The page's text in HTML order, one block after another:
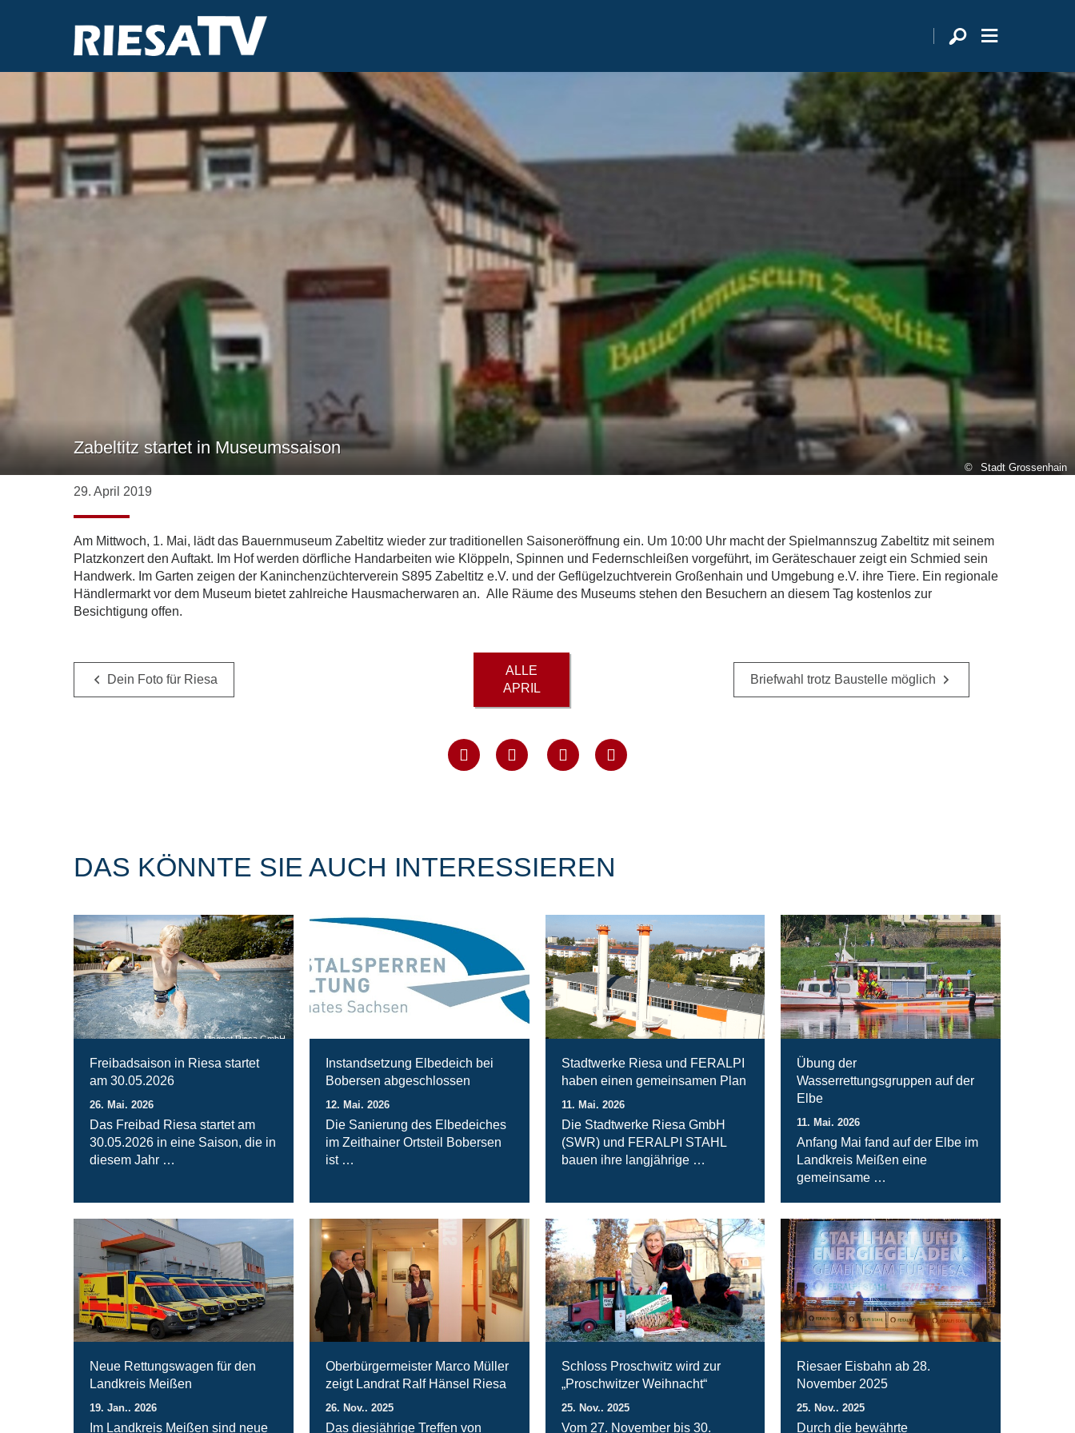
Stadt Grossenhain
Zabeltitz startet in Museumssaison
29. April 2019
Am Mittwoch, 1. Mai, lädt das Bauernmuseum Zabeltitz wieder zur traditionellen Saisoneröffnung ein. Um 10:00 Uhr macht der Spielmannszug Zabeltitz mit seinem
Platzkonzert den Auftakt. Im Hof werden dörfliche Handarbeiten wie Klöppeln, Spinnen und Federnschleißen vorgeführt, im Geräteschauer zeigt ein Schmied sein
Handwerk. Im Garten zeigen der Kaninchenzüchterverein S895 Zabeltitz e.V. und der Geflügelzuchtverein Großenhain und Umgebung e.V. ihre Tiere. Ein regionale
Händlermarkt vor dem Museum bietet zahlreiche Hausmacherwaren an. Alle Räume des Museums stehen den Besuchern an diesem Tag kostenlos zur
Besichtigung offen.
Dein Foto für Riesa
ALLE
APRIL
Briefwahl trotz Baustelle möglich
DAS KÖNNTE SIE AUCH INTERESSIEREN
Magnet Riesa GmbH
Freibadsaison in Riesa startet
am 30.05.2026
26. Mai. 2026
Das Freibad Riesa startet am
30.05.2026 in eine Saison, die in
diesem Jahr …
Instandsetzung Elbedeich bei
Bobersen abgeschlossen
12. Mai. 2026
Die Sanierung des Elbedeiches
im Zeithainer Ortsteil Bobersen
ist …
Stadtwerke Riesa und FERALPI
haben einen gemeinsamen Plan
11. Mai. 2026
Die Stadtwerke Riesa GmbH
(SWR) und FERALPI STAHL
bauen ihre langjährige …
Übung der
Wasserrettungsgruppen auf der
Elbe
11. Mai. 2026
Anfang Mai fand auf der Elbe im
Landkreis Meißen eine
gemeinsame …
Neue Rettungswagen für den
Landkreis Meißen
19. Jan.. 2026
Im Landkreis Meißen sind neue
Oberbürgermeister Marco Müller
zeigt Landrat Ralf Hänsel Riesa
26. Nov.. 2025
Das diesjährige Treffen von
Schloss Proschwitz wird zur
„Proschwitzer Weihnacht“
25. Nov.. 2025
Vom 27. November bis 30.
Riesaer Eisbahn ab 28.
November 2025
25. Nov.. 2025
Durch die bewährte